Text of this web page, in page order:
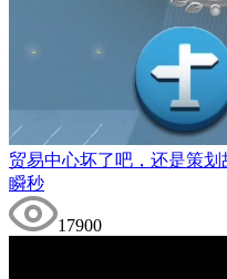
贸易中心坏了吧，还是策
瞬秒
17900